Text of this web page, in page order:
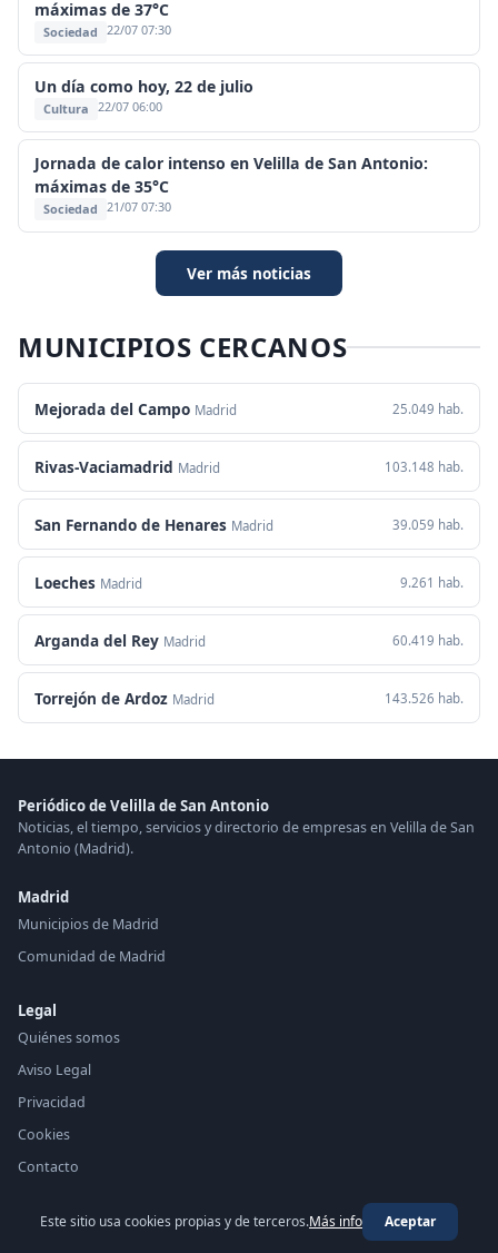
máximas de 37°C
Sociedad 22/07 07:30
Un día como hoy, 22 de julio
Cultura 22/07 06:00
Jornada de calor intenso en Velilla de San Antonio:
máximas de 35°C
Sociedad 21/07 07:30
Ver más noticias
MUNICIPIOS CERCANOS
Mejorada del Campo Madrid 25.049 hab.
Rivas-Vaciamadrid Madrid 103.148 hab.
San Fernando de Henares Madrid 39.059 hab.
Loeches Madrid 9.261 hab.
Arganda del Rey Madrid 60.419 hab.
Torrejón de Ardoz Madrid 143.526 hab.
Periódico de Velilla de San Antonio
Noticias, el tiempo, servicios y directorio de empresas en Velilla de San
Antonio (Madrid).
Madrid
Municipios de Madrid
Comunidad de Madrid
Legal
Quiénes somos
Aviso Legal
Privacidad
Cookies
Contacto
© 2026 Periódico de Velilla de San Antonio ·periodico.top
Este sitio usa cookies propias y de terceros.Más info Aceptar